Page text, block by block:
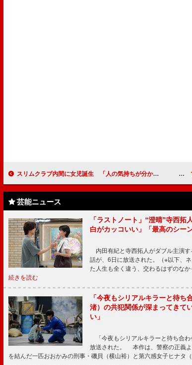
スリムクラブ内間に女児誕生 「人の気持ちが分かる女の子に育って」
芸能ニュース
「ラストノート」“澄晴”寺西
白がカッコいい」「最高のシー
内田有紀と寺西拓人がダブル主演
話が、6日に放送された。（※以下、
た人生も全く違う、交わるはずのな
続きを読む
「今夜もシリアルキラーと待
渚）の共犯関係が深まってきて
い」
「今夜もシリアルキラーと待ち合
放送された。 本作は、警察の正義よ
を結んだ一匹おおかみの刑事・磯貝（横山裕）と第六感女子ヒナタ